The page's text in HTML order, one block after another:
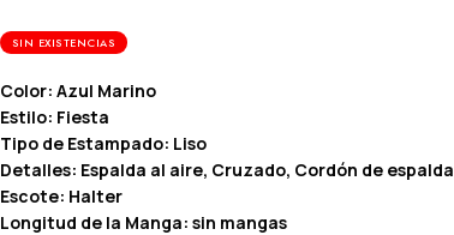
SIN EXISTENCIAS
Color: Azul Marino
Estilo: Fiesta
Tipo de Estampado: Liso
Detalles: Espalda al aire, Cruzado, Cordón de espalda
Escote: Halter
Longitud de la Manga: sin mangas